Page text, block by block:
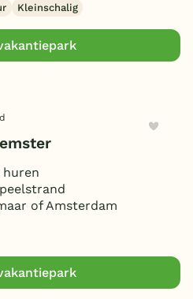
Kleinschalig
of Amsterdam